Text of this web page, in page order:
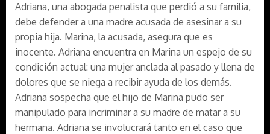
Adriana, una abogada penalista que perdió a su familia,
debe defender a una madre acusada de asesinar a su
propia hija. Marina, la acusada, asegura que es
inocente. Adriana encuentra en Marina un espejo de su
condición actual: una mujer anclada al pasado y llena de
dolores que se niega a recibir ayuda de los demás.
Adriana sospecha que el hijo de Marina pudo ser
manipulado para incriminar a su madre de matar a su
hermana. Adriana se involucrará tanto en el caso que